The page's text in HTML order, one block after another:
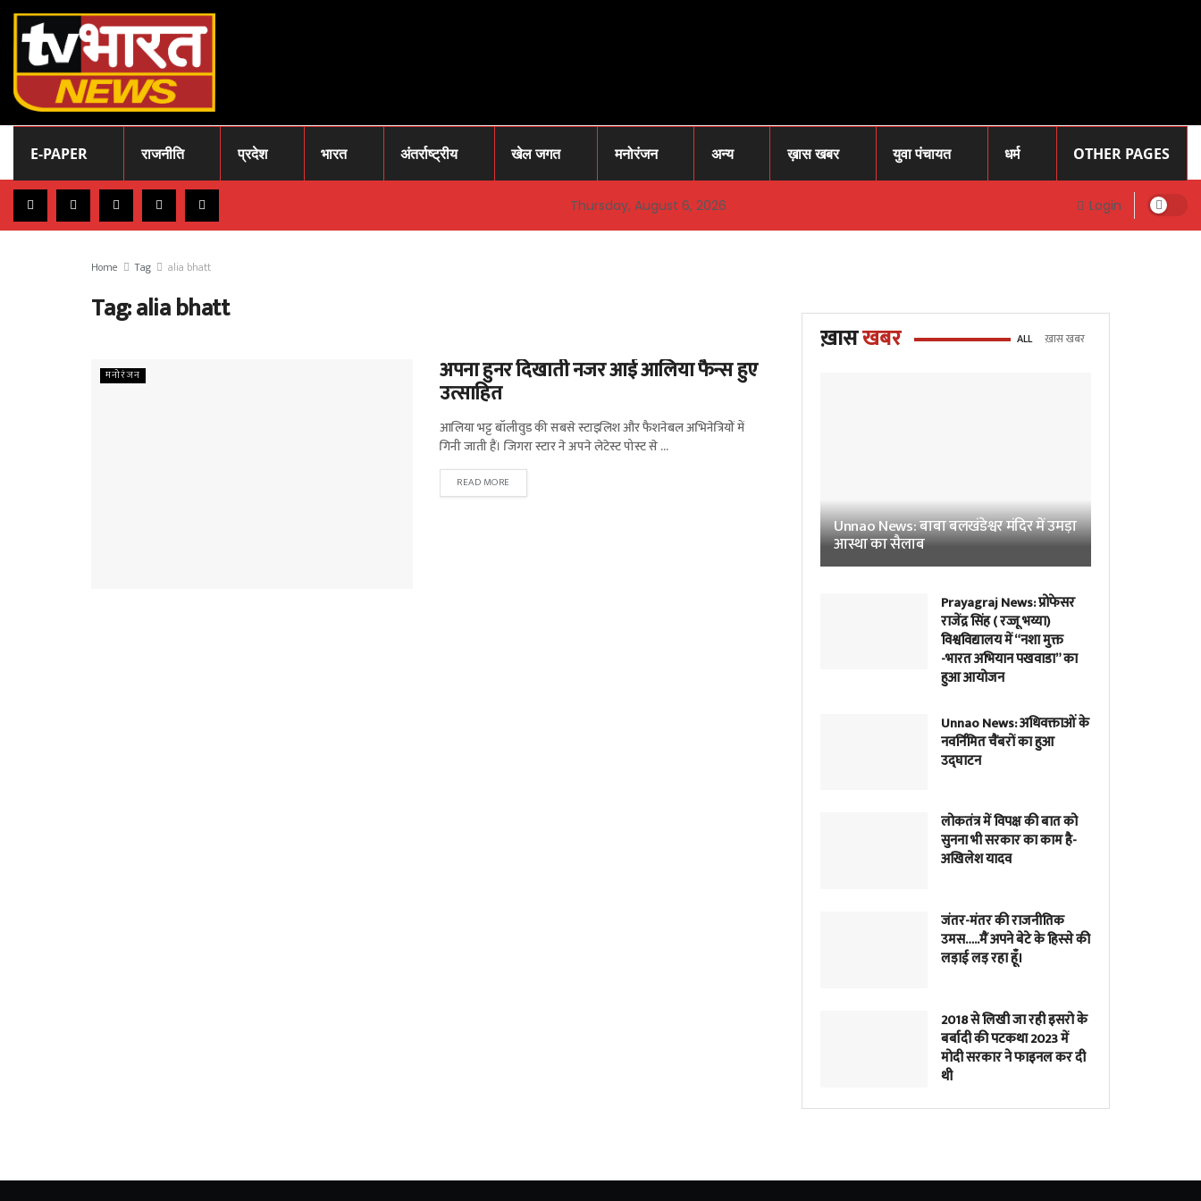
E-PAPER राजनीति प्रदेश भारत अंतर्राष्ट्रीय खेल जगत मनोरंजन अन्य ख़ास खबर युवा पंचायत धर्म OTHER PAGES
Thursday, August 6, 2026 Login
Home Tag alia bhatt
Tag:alia bhatt
मनोरंजन अपना हुनर ​​दिखाती नजर आई आलिया फैन्स हुए
उत्साहित
आलिया भट्ट बॉलीवुड की सबसे स्टाइलिश और फैशनेबल अभिनेत्रियों में
गिनी जाती हैं। जिगरा स्टार ने अपने लेटेस्ट पोस्ट से ...
READ MORE
ख़ासखबर ALL ख़ास खबर
Unnao News: बाबा बलखंडेश्वर मंदिर में उमड़ा
आस्था का सैलाब
Prayagraj News: प्रोफेसर
राजेंद्र सिंह ( रज्जू भय्या)
विश्वविद्यालय में “नशा मुक्त
-भारत अभियान पखवाडा” का
हुआ आयोजन
Unnao News: अधिवक्ताओं के
नवर्निमित चैंबरों का हुआ
उद्घाटन
लोकतंत्र में विपक्ष की बात को
सुनना भी सरकार का काम है-
अखिलेश यादव
जंतर-मंतर की राजनीतिक
उमस…..मैं अपने बेटे के हिस्से की
लड़ाई लड़ रहा हूँ।
2018 से लिखी जा रही इसरो के
बर्बादी की पटकथा 2023 में
मोदी सरकार ने फाइनल कर दी
थी